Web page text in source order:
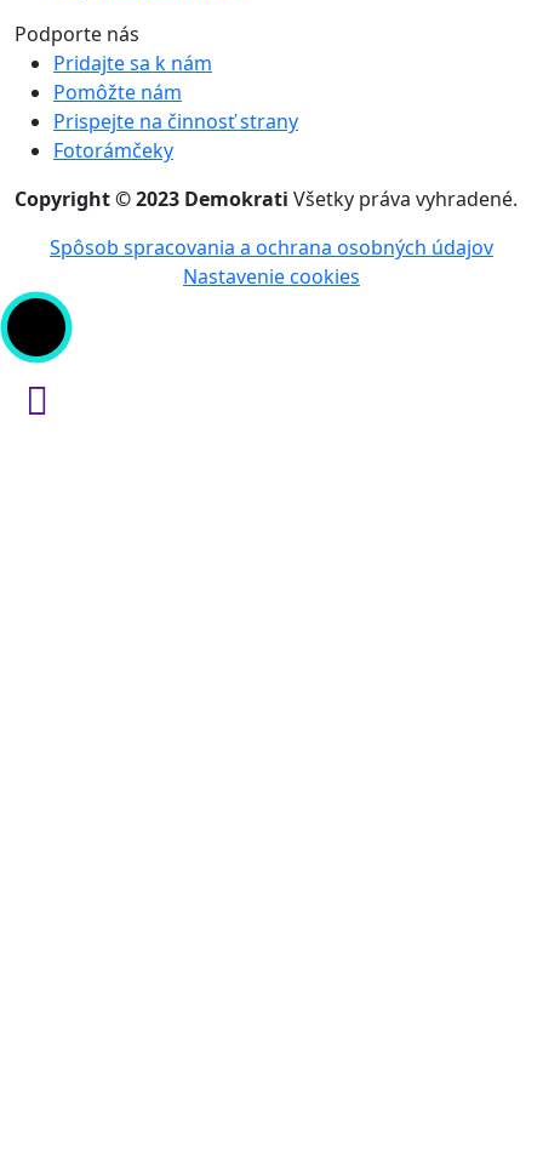
Podporte nás
Pridajte sa k nám
Pomôžte nám
Prispejte na činnosť strany
Fotorámčeky
Copyright © 2023 Demokrati Všetky práva vyhradené.
Spôsob spracovania a ochrana osobných údajov
Nastavenie cookies